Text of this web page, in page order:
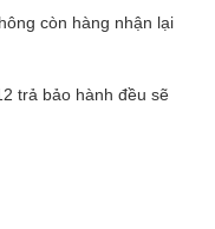
còn hàng nhận lại
trả bảo hành đều sẽ